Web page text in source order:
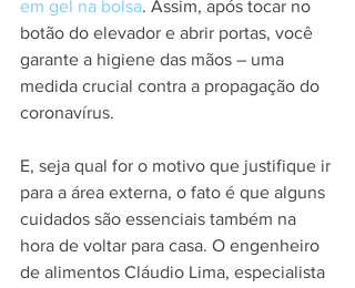
em gel na bolsa. Assim, após tocar no
botão do elevador e abrir portas, você
garante a higiene das mãos – uma
medida crucial contra a propagação do
coronavírus.
E, seja qual for o motivo que justifique ir
para a área externa, o fato é que alguns
cuidados são essenciais também na
hora de voltar para casa. O engenheiro
de alimentos Cláudio Lima, especialista